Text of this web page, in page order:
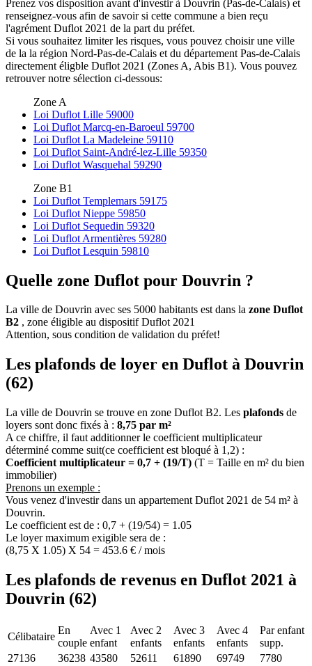
Prenez vos disposition avant d'investir à Douvrin (Pas-de-Calais) et
renseignez-vous afin de savoir si cette commune a bien reçu
l'agrément Duflot 2021 de la part du préfet.
Si vous souhaitez limiter les risques, vous pouvez choisir une ville
de la la région Nord-Pas-de-Calais et du département Pas-de-Calais
directement éligble Duflot 2021 (Zones A, Abis B1). Vous pouvez
retrouver notre sélection ci-dessous:
Zone A
Loi Duflot Lille 59000
Loi Duflot Marcq-en-Baroeul 59700
Loi Duflot La Madeleine 59110
Loi Duflot Saint-André-lez-Lille 59350
Loi Duflot Wasquehal 59290
Zone B1
Loi Duflot Templemars 59175
Loi Duflot Nieppe 59850
Loi Duflot Sequedin 59320
Loi Duflot Armentières 59280
Loi Duflot Lesquin 59810
Quelle zone Duflot pour Douvrin ?
La ville de Douvrin avec ses 5000 habitants est dans la zone Duflot
B2 , zone éligible au dispositif Duflot 2021
Attention, sous condition de validation du préfet!
Les plafonds de loyer en Duflot à Douvrin
(62)
La ville de Douvrin se trouve en zone Duflot B2. Les plafonds de
loyers sont donc fixés à : 8,75 par m²
A ce chiffre, il faut additionner le coefficient multiplicateur
déterminé comme suit(ce coefficient est bloqué à 1,2) :
Coefficient multiplicateur = 0,7 + (19/T) (T = Taille en m² du bien
immobilier)
Prenons un exemple :
Vous venez d'investir dans un appartement Duflot 2021 de 54 m² à
Douvrin.
Le coefficient est de : 0,7 + (19/54) = 1.05
Le loyer maximum exigible sera de :
(8,75 X 1.05) X 54 = 453.6 € / mois
Les plafonds de revenus en Duflot 2021 à
Douvrin (62)
Célibataire
En
couple
Avec 1
enfant
Avec 2
enfants
Avec 3
enfants
Avec 4
enfants
Par enfant
supp.
27136
36238 43580 52611 61890 69749
7780